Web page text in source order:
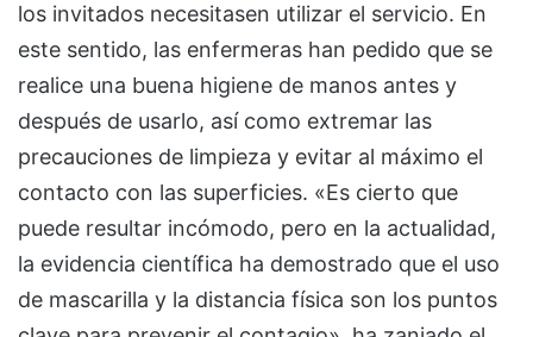
los invitados necesitasen utilizar el servicio. En
este sentido, las enfermeras han pedido que se
realice una buena higiene de manos antes y
después de usarlo, así como extremar las
precauciones de limpieza y evitar al máximo el
contacto con las superficies. «Es cierto que
puede resultar incómodo, pero en la actualidad,
la evidencia científica ha demostrado que el uso
de mascarilla y la distancia física son los puntos